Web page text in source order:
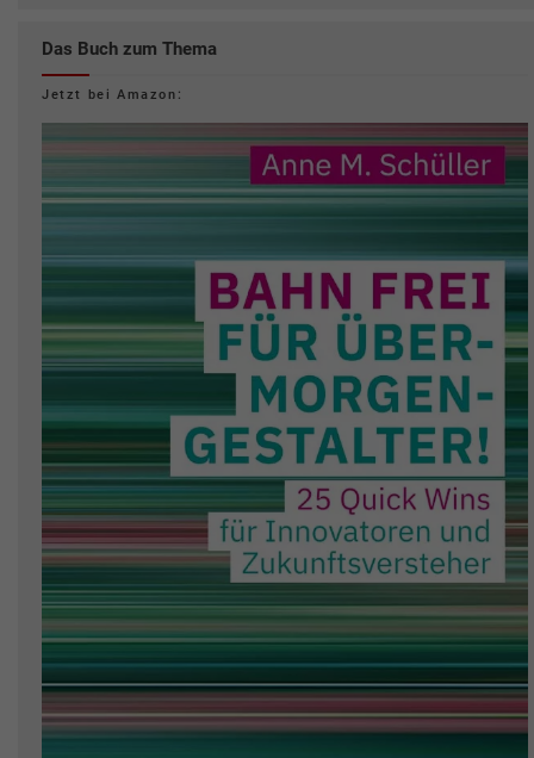
Das Buch zum Thema
Jetzt bei Amazon: